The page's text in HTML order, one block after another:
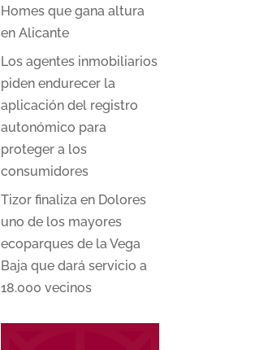
Homes que gana altura
en Alicante
Los agentes inmobiliarios
piden endurecer la
aplicación del registro
autonómico para
proteger a los
consumidores
Tizor finaliza en Dolores
uno de los mayores
ecoparques de la Vega
Baja que dará servicio a
18.000 vecinos